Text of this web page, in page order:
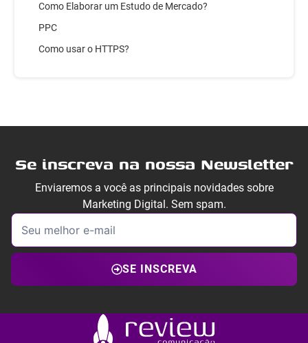
Como Elaborar um Estudo de Mercado?
PPC
Como usar o HTTPS?
Se inscreva na nossa Newsletter
Enviaremos a você as principais novidades sobre
Marketing Digital. Sem spam.
SE INSCREVA